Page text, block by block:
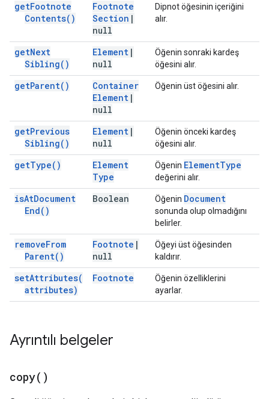
getFootnote
Contents( )
Footnote
Section |
null
Dipnot öğesinin içeriğini
alır.
getNext
Sibling( )
Element |
null
Öğenin sonraki kardeş
öğesini alır.
getParent( )
Container
Element |
null
Öğenin üst öğesini alır.
getPrevious
Sibling( )
Element |
null
Öğenin önceki kardeş
öğesini alır.
getType( )
Element
Type
Öğenin ElementType
değerini alır.
isAtDocument
End( )
Boolean Öğenin Document
sonunda olup olmadığını
belirler.
removeFrom
Parent( )
Footnote |
null
Öğeyi üst öğesinden
kaldırır.
setAttributes(
attributes)
Footnote
Öğenin özelliklerini
ayarlar.
Ayrıntılı belgeler
copy( )